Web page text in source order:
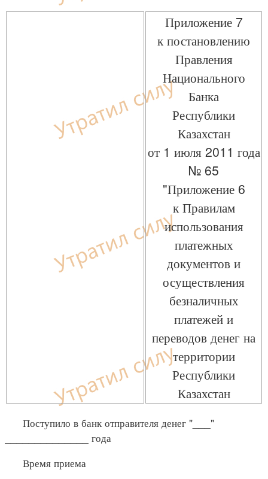
Приложение 7
к постановлению
Правления
Национального
Банка
Республики
Казахстан
от 1 июля 2011 года
№ 65
"Приложение 6
к Правилам
использования
платежных
документов и
осуществления
безналичных
платежей и
переводов денег на
территории
Республики
Казахстан
Поступило в банк отправителя денег "___"
______________ года
Время приема